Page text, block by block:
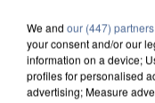
We and our (447) partners
your consent and/or our
information on a device;
profiles for personalised
advertising; Measure